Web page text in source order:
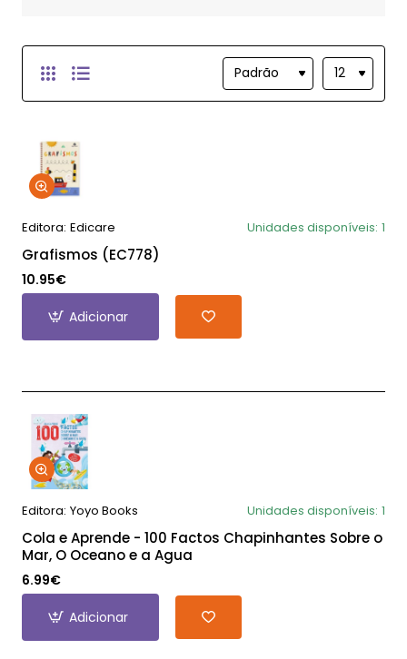
Editora: Edicare Unidades disponíveis: 1
Grafismos (EC778)
10.95€
Adicionar
Editora: Yoyo Books Unidades disponíveis: 1
Cola e Aprende - 100 Factos Chapinhantes Sobre o
Mar, O Oceano e a Agua
6.99€
Adicionar